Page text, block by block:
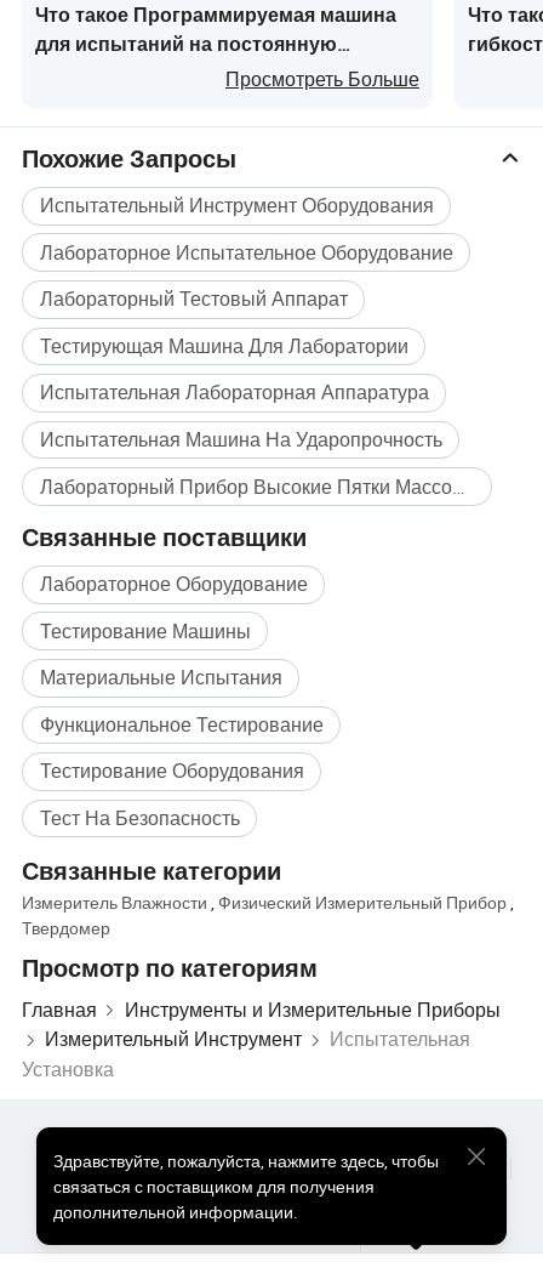
Что такое Программируемая машина
для испытаний на постоянную
температуру и влажность -40°C до
Просмотреть Больше
Что
Похожие Запросы
Испытательный Инструмент Оборудования
Лабораторное Испытательное Оборудование
Лабораторный Тестовый Аппарат
Тестирующая Машина Для Лаборатории
Испытательная Лабораторная Аппаратура
Испытательная Машина На Ударопрочность
Лабораторный Прибор Высокие Пятки Массовая покупка
Связанные поставщики
Лабораторное Оборудование
Тестирование Машины
Материальные Испытания
Функциональное Тестирование
Тестирование Оборудования
Тест На Безопасность
Связанные категории
Измеритель Влажности ,Физический Измерительный Прибор
Твердомер
Просмотр по категориям
Главная
Инструменты и Измерительные Приборы
Измерительный Инструмент
Испытательная
Установка
Здравствуйте, пожалуйста, нажмите здесь, чтобы
связаться с поставщиком для получения
дополнительной информации.
Оптом Горячие Товары
Звездный покупатель
ПК Сайт
Информация
Пользовательское соглашение